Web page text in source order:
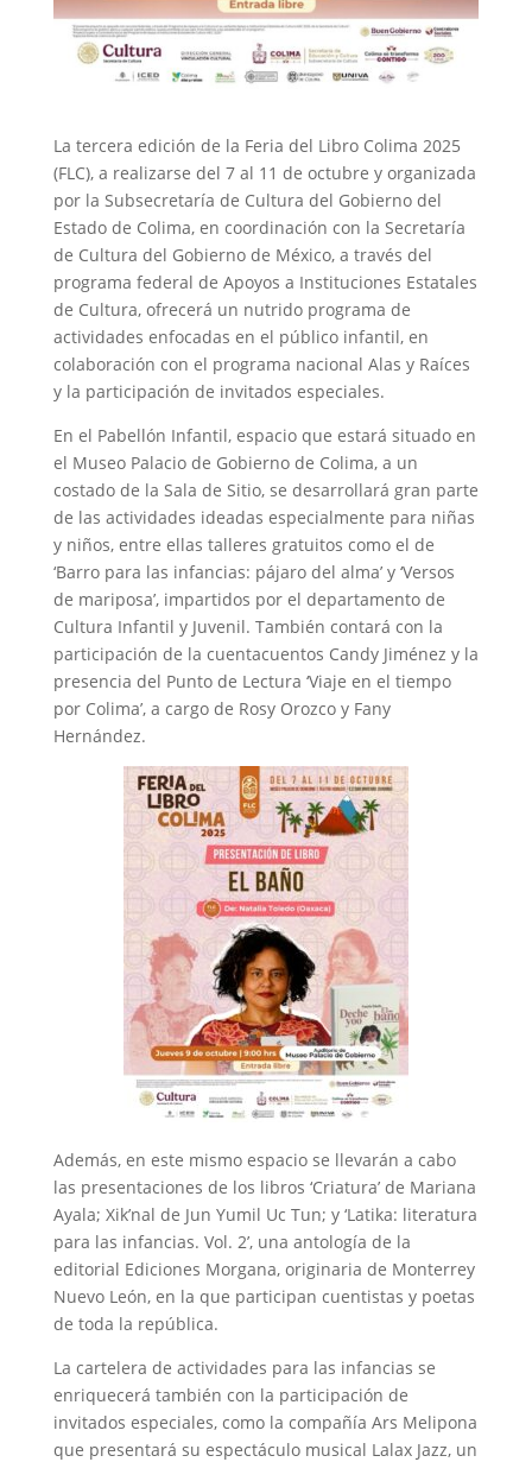
La tercera edición de la Feria del Libro Colima 2025
(FLC), a realizarse del 7 al 11 de octubre y organizada
por la Subsecretaría de Cultura del Gobierno del
Estado de Colima, en coordinación con la Secretaría
de Cultura del Gobierno de México, a través del
programa federal de Apoyos a Instituciones Estatales
de Cultura, ofrecerá un nutrido programa de
actividades enfocadas en el público infantil, en
colaboración con el programa nacional Alas y Raíces
y la participación de invitados especiales.
En el Pabellón Infantil, espacio que estará situado en
el Museo Palacio de Gobierno de Colima, a un
costado de la Sala de Sitio, se desarrollará gran parte
de las actividades ideadas especialmente para niñas
y niños, entre ellas talleres gratuitos como el de
‘Barro para las infancias: pájaro del alma’ y ‘Versos
de mariposa’, impartidos por el departamento de
Cultura Infantil y Juvenil. También contará con la
participación de la cuentacuentos Candy Jiménez y la
presencia del Punto de Lectura ‘Viaje en el tiempo
por Colima’, a cargo de Rosy Orozco y Fany
Hernández.
Además, en este mismo espacio se llevarán a cabo
las presentaciones de los libros ‘Criatura’ de Mariana
Ayala; Xik’nal de Jun Yumil Uc Tun; y ‘Latika: literatura
para las infancias. Vol. 2’, una antología de la
editorial Ediciones Morgana, originaria de Monterrey
Nuevo León, en la que participan cuentistas y poetas
de toda la república.
La cartelera de actividades para las infancias se
enriquecerá también con la participación de
invitados especiales, como la compañía Ars Melipona
que presentará su espectáculo musical Lalax Jazz, un